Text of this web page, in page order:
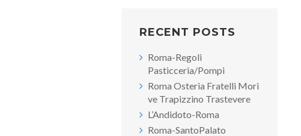
RECENT POSTS
Roma-Regoli
Pasticceria/Pompi
Roma Osteria Fratelli Mori
ve Trapizzino Trastevere
L’Andidoto-Roma
Roma-SantoPalato